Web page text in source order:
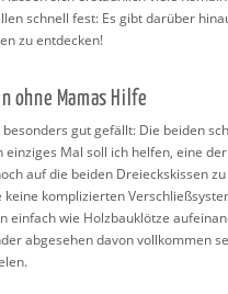
schnell fest: Es gibt dar­über
zu ent­de­cken!
ohne Mamas Hilfe
gut ge­fällt: Die bei­den
ein­zi­ges Mal soll ich hel­fen, eine
auf die bei­den Drei­ecks­kis­sen
keine kom­pli­zier­ten
ein­fach wie Holz­bau­klöt­ze
ab­ge­se­hen davon voll­kom­men